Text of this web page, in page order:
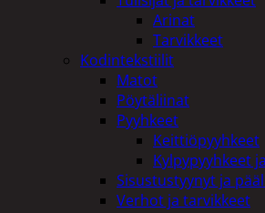
Arinat
Tarvikkeet
Kodintekstiilit
Matot
Pöytäliinat
Pyyhkeet
Keittiöpyyhkeet
Kylpypyyhkeet
Sisustustyynyt ja
Verhot ja tarvikkeet